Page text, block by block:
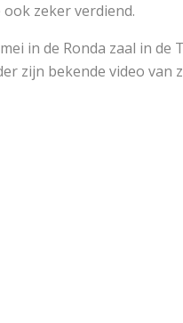
zeker verdiend.
in de Ronda zaal in de
zijn bekende video van